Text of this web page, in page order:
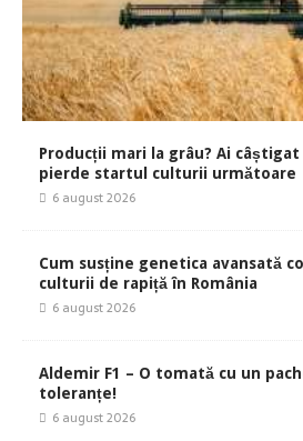
Producții mari la grâu? Ai
pierde startul culturii următoare
6 august 2026
Cum susține genetica avansată
culturii de rapiță în România
6 august 2026
Aldemir F1 – O tomată cu un
toleranțe!
6 august 2026